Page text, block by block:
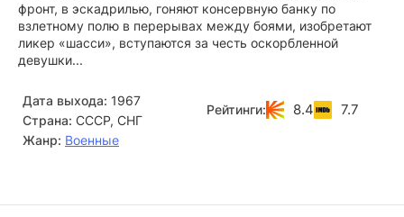
фронт, в эскадрилью, гоняют консервную банку по
взлетному полю в перерывах между боями, изобретают
ликер «шасси», вступаются за честь оскорбленной
девушки...
Дата выхода: 1967
Страна: СССР, СНГ
Жанр: Военные
Рейтинги: 8.4 7.7